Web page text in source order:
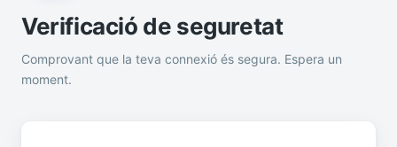
Verificació de seguretat
Comprovant que la teva connexió és segura. Espera un
moment.